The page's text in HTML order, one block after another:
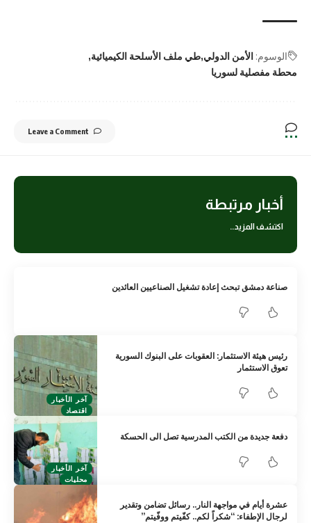
الوسوم: الأمن الدولي طي ملف الأسلحة الكيميائية
محطة مفصلية لسوريا
Leave a Comment
أخبار مرتبطة
اكتشف المزيد..
صناعة دمشق تبحث إعادة تشغيل الصناعيين العائدين
آخر الأخبار
اقتصاد
رئيس هيئة الاستثمار: العقوبات على البنوك السورية
تعوق الاستثمار
آخر الأخبار
محليات
دفعة جديدة من الكتب المدرسية تصل الى الحسكة
عشرة أيام في مواجهة النار.. رسائل تضامن وتقدير
لرجال الإطفاء: “شكراً لكم.. كفّيتم ووفّيتم”